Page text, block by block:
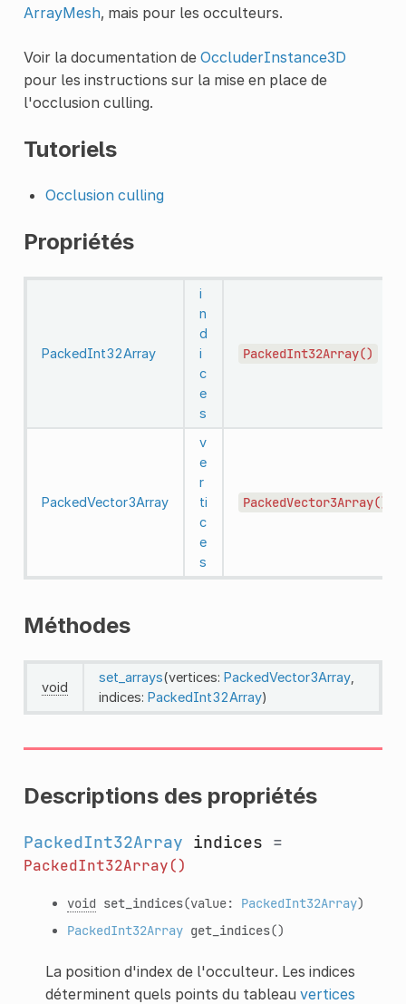
ArrayMesh, mais pour les occulteurs.
Voir la documentation de OccluderInstance3D
pour les instructions sur la mise en place de
l'occlusion culling.
Tutoriels
Occlusion culling
Propriétés
PackedInt32Array
i
n
d
i
c
e
s
PackedInt32Array()
PackedVector3Array
v
e
r
ti
c
e
s
PackedVector3Array()
Méthodes
void
set_arrays(vertices: PackedVector3Array,
indices: PackedInt32Array)
Descriptions des propriétés
PackedInt32Array indices =
PackedInt32Array()
void set_indices(value: PackedInt32Array)
PackedInt32Array get_indices()
La position d'index de l'occulteur. Les indices
déterminent quels points du tableau vertices